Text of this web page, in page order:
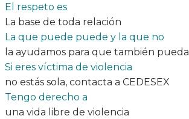
El respeto es
La base de toda relación
La que puede puede y la que no
la ayudamos para que también pueda
Si eres víctima de violencia
no estás sola, contacta a CEDESEX
Tengo derecho a
una vida libre de violencia